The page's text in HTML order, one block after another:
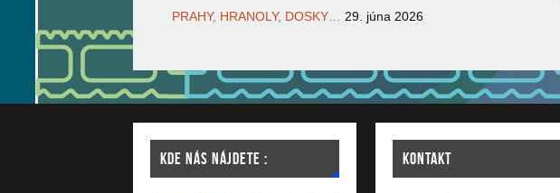
PRAHY, HRANOLY, DOSKY…
29. júna 2026
KDE NÁS NÁJDETE : KONTAKT